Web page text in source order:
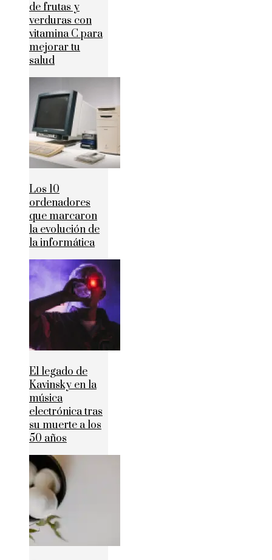
de frutas y
verduras con
vitamina C para
mejorar tu
salud
Los 10
ordenadores
que marcaron
la evolución de
la informática
El legado de
Kavinsky en la
música
electrónica tras
su muerte a los
50 años